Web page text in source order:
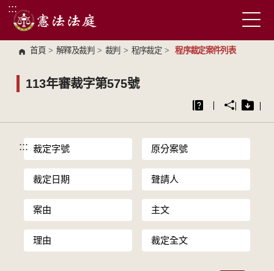
跳到主要內容區塊
:::
首頁 > 解釋及裁判 > 裁判 > 程序裁定 > 程序裁定案件列表
113年審裁字第575號
::: 裁定字號 原分案號
裁定日期 聲請人
案由 主文
理由 裁定全文